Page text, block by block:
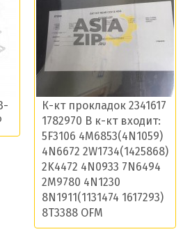
обработку моих данных и
К-кт прокладок 2341617
1782970 В к-кт входит:
5F3106 4M6853(4N1059)
4N6672 2W1734(1425868)
2K4472 4N0933 7N6494
2M9780 4N1230
8N1911(1131474 1617293)
8T3388 OFM